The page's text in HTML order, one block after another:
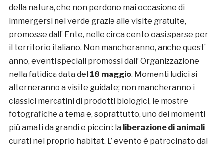
della natura, che non perdono mai occasione di
immergersi nel verde grazie alle visite gratuite,
promosse dall’ Ente, nelle circa cento oasi sparse per
il territorio italiano. Non mancheranno, anche quest’
anno, eventi speciali promossi dall’ Organizzazione
nella fatidica data del 18 maggio. Momenti ludici si
alterneranno a visite guidate; non mancheranno i
classici mercatini di prodotti biologici, le mostre
fotografiche a tema e, soprattutto, uno dei momenti
più amati da grandi e piccini: la liberazione di animali
curati nel proprio habitat. L’ evento è patrocinato dal